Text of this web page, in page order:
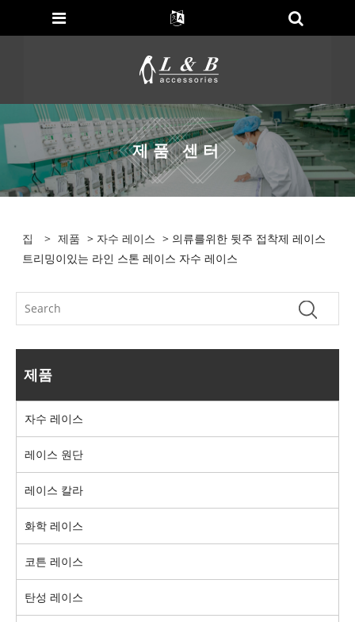
제품 센터
집 > 제품 > 자수 레이스 > 의류를위한 뒷주 접착제 레이스
트리밍이있는 라인 스톤 레이스 자수 레이스
제품
자수 레이스
레이스 원단
레이스 칼라
화학 레이스
코튼 레이스
탄성 레이스